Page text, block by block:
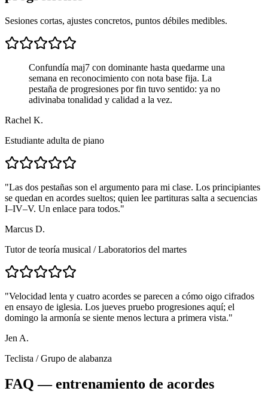
Sesiones cortas, ajustes concretos, puntos débiles medibles.
Confundía maj7 con dominante hasta quedarme una
semana en reconocimiento con nota base fija. La
pestaña de progresiones por fin tuvo sentido: ya no
adivinaba tonalidad y calidad a la vez.
Rachel K.
Estudiante adulta de piano
"Las dos pestañas son el argumento para mi clase. Los principiantes
se quedan en acordes sueltos; quien lee partituras salta a secuencias
I–IV–V. Un enlace para todos."
Marcus D.
Tutor de teoría musical /Laboratorios del martes
"Velocidad lenta y cuatro acordes se parecen a cómo oigo cifrados
en ensayo de iglesia. Los jueves pruebo progresiones aquí; el
domingo la armonía se siente menos lectura a primera vista."
Jen A.
Teclista /Grupo de alabanza
FAQ — entrenamiento de acordes